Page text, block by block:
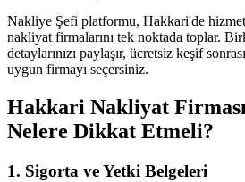
Nakliye Şefi platformu, Hakkari'de
nakliyat firmalarını tek noktada toplar.
detaylarınızı paylaşır, ücretsiz keşif
uygun firmayı seçersiniz.
Hakkari Nakliyat
Nelere Dikkat Etmeli?
1. Sigorta ve Yetki Belgeleri